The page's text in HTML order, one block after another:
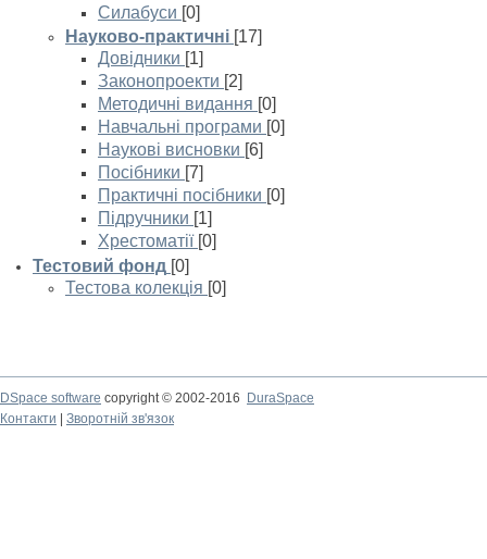
Силабуси [0]
Науково-практичні [17]
Довідники [1]
Законопроекти [2]
Методичні видання [0]
Навчальні програми [0]
Наукові висновки [6]
Посібники [7]
Практичні посібники [0]
Підручники [1]
Хрестоматії [0]
Тестовий фонд [0]
Тестова колекція [0]
DSpace software copyright © 2002-2016
DuraSpace
Контакти
Зворотній зв'язок